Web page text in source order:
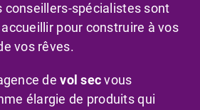
conseillers-spécialistes sont
pour construire à vos
vos rêves.
devol secvous
élargie de produits qui